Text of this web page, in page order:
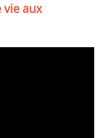
vie aux